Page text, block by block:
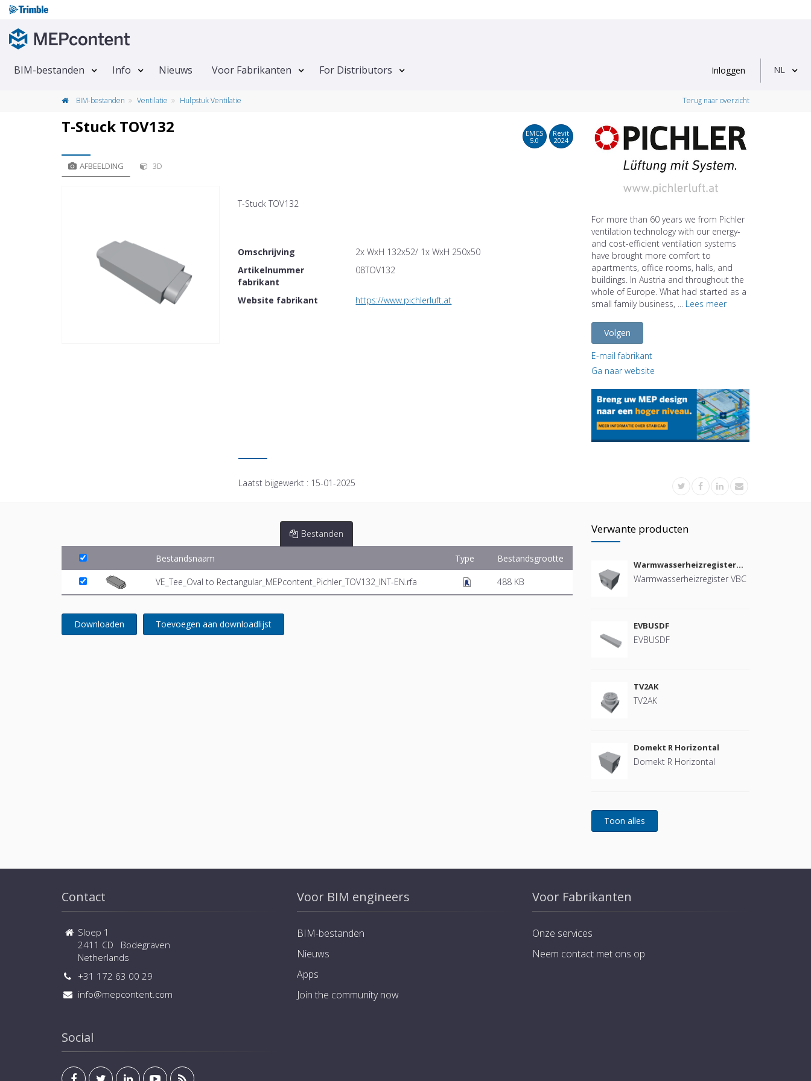
BIM-bestanden Info Nieuws Voor Fabrikanten For Distributors Inloggen NL
BIM-bestanden Ventilatie Hulpstuk Ventilatie Terug naar overzicht
T-Stuck TOV132
EMCS
5.0
Revit
2024
AFBEELDING 3D
T-Stuck TOV132
Omschrijving
2x WxH 132x52/ 1x WxH 250x50
Artikelnummer
fabrikant
08TOV132
Website fabrikant https://www.pichlerluft.at
For more than 60 years we from Pichler
ventilation technology with our energy-
and cost-efficient ventilation systems
have brought more comfort to
apartments, office rooms, halls, and
buildings. In Austria and throughout the
whole of Europe. What had started as a
small family business, ... Lees meer
Volgen
E-mail fabrikant
Ga naar website
Laatst bijgewerkt : 15-01-2025
Bestanden
Bestandsnaam Type Bestandsgrootte
VE_Tee_Oval to Rectangular_MEPcontent_Pichler_TOV132_INT-EN.rfa 488 KB
Downloaden Toevoegen aan downloadlijst
Verwante producten
Warmwasserheizregister
VBC
Warmwasserheizregister VBC
EVBUSDF
EVBUSDF
TV2AK
TV2AK
Domekt R Horizontal
Domekt R Horizontal
Contact
Sloep 1
2411 CD Bodegraven
Netherlands
+31 172 63 00 29
info@mepcontent.com
Social
Voor BIM engineers
BIM-bestanden
Nieuws
Apps
Join the community now
Voor Fabrikanten
Onze services
Neem contact met ons op